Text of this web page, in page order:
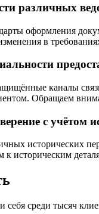
различных
оформления
в
каналы
Обращаем
с учётом
исторических
историческим
себя среди тысяч